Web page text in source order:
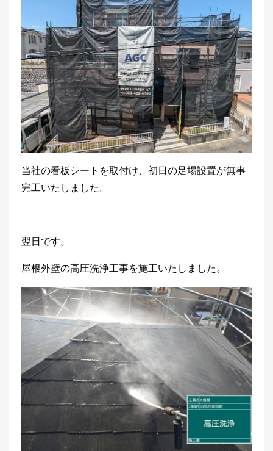
当社の看板シートを取付け、初日の足場設置が無事
完工いたしました。
翌日です。
屋根外壁の高圧洗浄工事を施工いたしました。